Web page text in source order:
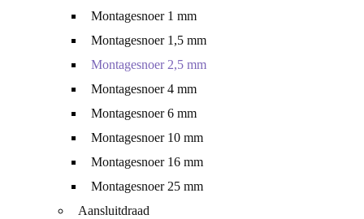
Montagesnoer 1 mm
Montagesnoer 1,5 mm
Montagesnoer 2,5 mm
Montagesnoer 4 mm
Montagesnoer 6 mm
Montagesnoer 10 mm
Montagesnoer 16 mm
Montagesnoer 25 mm
Aansluitdraad